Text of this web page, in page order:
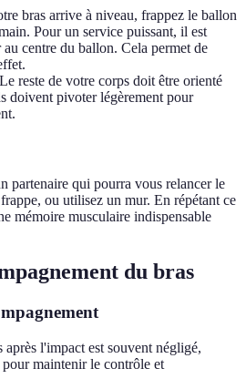
bras arrive à niveau, frappez le ballon
Pour un service puissant, il est
centre du ballon. Cela permet de
reste de votre corps doit être orienté
doivent pivoter légèrement pour
partenaire qui pourra vous relancer le
ou utilisez un mur. En répétant ce
mémoire musculaire indispensable
du bras
l'impact est souvent négligé,
maintenir le contrôle et